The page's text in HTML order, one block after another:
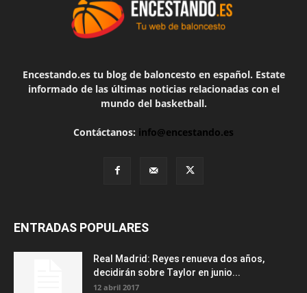
Encestando.es tu blog de baloncesto en español. Estate
informado de las últimas noticias relacionadas con el
mundo del basketball.
Contáctanos: info@encestando.es
ENTRADAS POPULARES
Real Madrid: Reyes renueva dos años,
decidirán sobre Taylor en junio...
12 abril 2017